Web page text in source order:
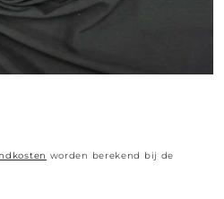
worden berekend bij de